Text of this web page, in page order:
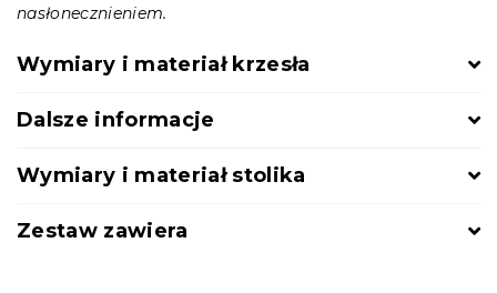
nasłonecznieniem.
Wymiary i materiał krzesła
Dalsze informacje
Wymiary i materiał stolika
Zestaw zawiera